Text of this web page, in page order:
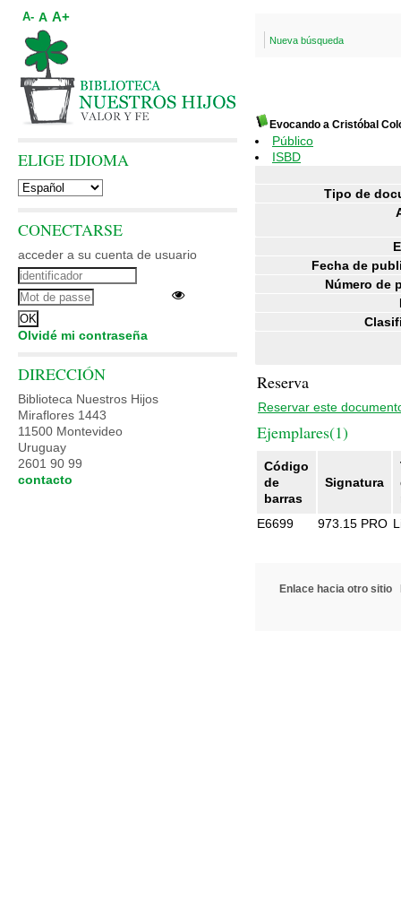
Nueva búsqueda
Evocando a Cristóbal
Público
ISBD
Tipo de
Fecha de
Número de
Reserva
Reservar este
Ejemplares(1)
Código
de
barras
Signatura
E6699
973.15 PRO
Enlace hacia otro sitio
A- A A+
ELIGE IDIOMA
CONECTARSE
acceder a su cuenta de usuario
Olvidé mi contraseña
DIRECCIÓN
Biblioteca Nuestros Hijos
Miraflores 1443
11500 Montevideo
Uruguay
2601 90 99
contacto